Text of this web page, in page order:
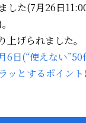
した(7月26日
げられました。
6日(“使えない
ッとするポイン